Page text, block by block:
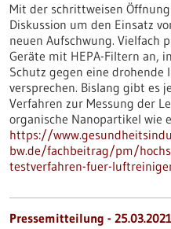
Mit der schrittweisen
Diskussion um den Einsatz
neuen Aufschwung. Vielfach
Geräte mit HEPA-Filtern an,
Schutz gegen eine
versprechen. Bislang gibt es
Verfahren zur Messung der
organische Nanopartikel wie
https://
bw.de/fachbeitrag/pm/
testverfahren-fuer-
Pressemitteilung - 25.03.2021